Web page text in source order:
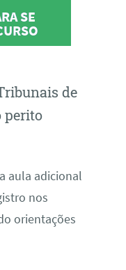
SE
de
perito
aula adicional
nos
orientações